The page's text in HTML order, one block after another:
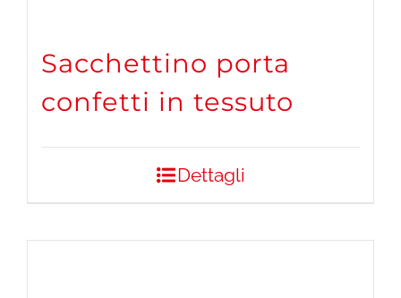
Sacchettino porta
confetti in tessuto
Dettagli